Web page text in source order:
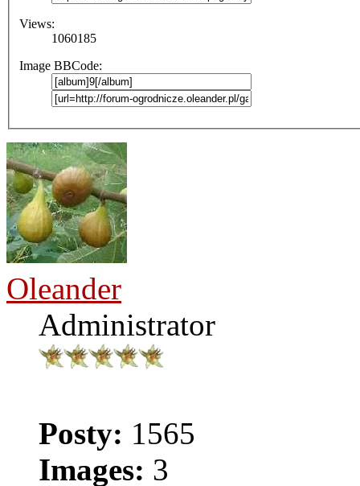
Views:
1060185
Image BBCode:
Oleander
Administrator
Posty: 1565
Images: 3